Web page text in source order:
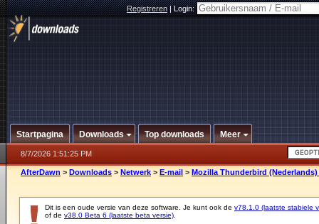
Registreren|Login:
Startpagina Downloads Top downloads Meer
8/7/2026 1:51:25 PM
AfterDawn > Downloads > Netwerk > E-mail > Mozilla Thunderbird (Nederlands)
Dit is een oude versie van deze software. Je kunt ook de v78.1.0 (laatste stabiele
of de v38.0 Beta 6 (laatste beta versie)